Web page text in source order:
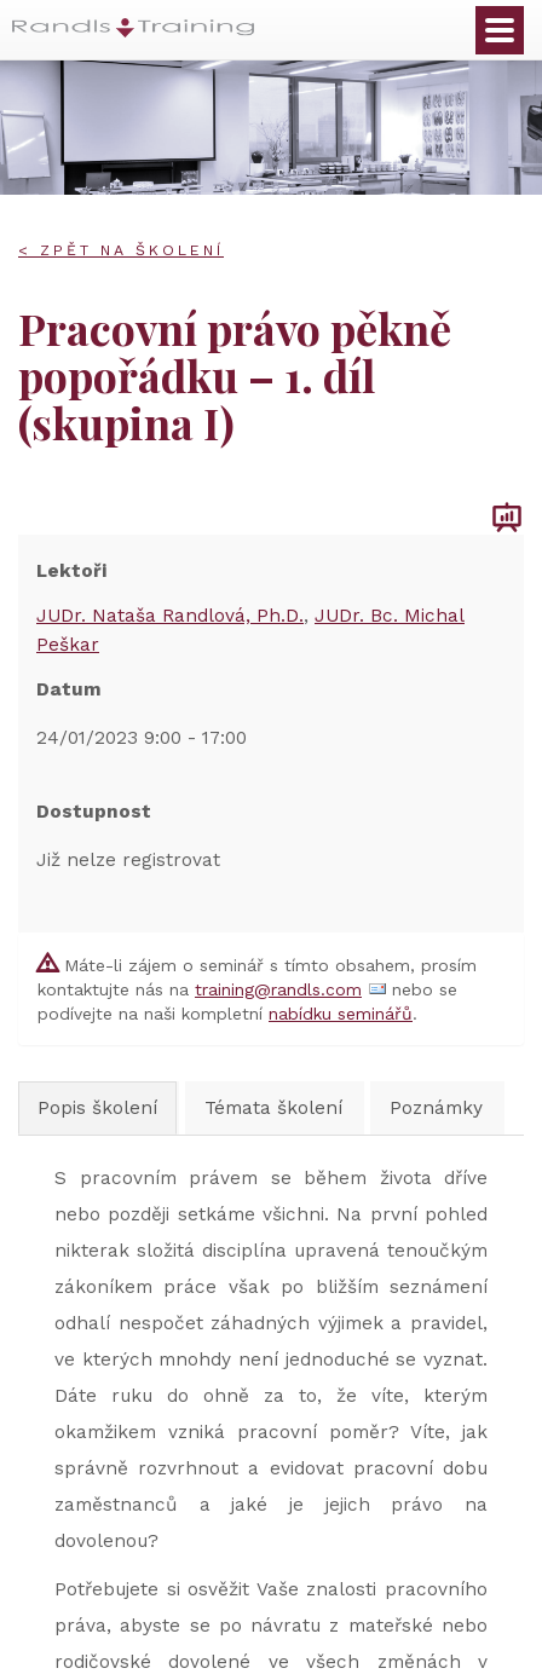
< ZPĚT NA ŠKOLENÍ
Pracovní právo pěkně
popořádku – 1. díl
(skupina I)
Lektoři
JUDr. Nataša Randlová, Ph.D. JUDr. Bc. Michal
Peškar
Datum
24/01/2023 9:00 - 17:00
Dostupnost
Již nelze registrovat
Máte-li zájem o seminář s tímto obsahem, prosím
kontaktujte nás na training@randls.com
nebo se
podívejte na naši kompletní nabídku seminářů.
Popis školení Témata školení Poznámky
S pracovním právem se během života dříve
nebo později setkáme všichni. Na první pohled
nikterak složitá disciplína upravená tenoučkým
zákoníkem práce však po bližším seznámení
odhalí nespočet záhadných výjimek a pravidel,
ve kterých mnohdy není jednoduché se vyznat.
Dáte ruku do ohně za to, že víte, kterým
okamžikem vzniká pracovní poměr? Víte, jak
správně rozvrhnout a evidovat pracovní dobu
zaměstnanců a jaké je jejich právo na
dovolenou?
Potřebujete si osvěžit Vaše znalosti pracovního
práva, abyste se po návratu z mateřské nebo
rodičovské dovolené ve všech změnách v